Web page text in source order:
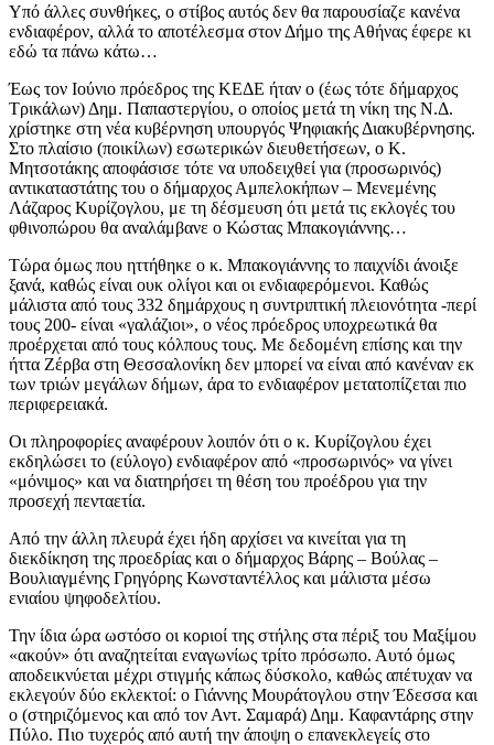
Υπό άλλες συνθήκες, ο στίβος αυτός δεν θα παρουσίαζε κανένα
ενδιαφέρον, αλλά το αποτέλεσμα στον Δήμο της Αθήνας έφερε κι
εδώ τα πάνω κάτω…
Έως τον Ιούνιο πρόεδρος της ΚΕΔΕ ήταν ο (έως τότε δήμαρχος
Τρικάλων) Δημ. Παπαστεργίου, ο οποίος μετά τη νίκη της Ν.Δ.
χρίστηκε στη νέα κυβέρνηση υπουργός Ψηφιακής Διακυβέρνησης.
Στο πλαίσιο (ποικίλων) εσωτερικών διευθετήσεων, ο Κ.
Μητσοτάκης αποφάσισε τότε να υποδειχθεί για (προσωρινός)
αντικαταστάτης του ο δήμαρχος Αμπελοκήπων – Μενεμένης
Λάζαρος Κυρίζογλου, με τη δέσμευση ότι μετά τις εκλογές του
φθινοπώρου θα αναλάμβανε ο Κώστας Μπακογιάννης…
Τώρα όμως που ηττήθηκε ο κ. Μπακογιάννης το παιχνίδι άνοιξε
ξανά, καθώς είναι ουκ ολίγοι και οι ενδιαφερόμενοι. Καθώς
μάλιστα από τους 332 δημάρχους η συντριπτική πλειονότητα -περί
τους 200- είναι «γαλάζιοι», ο νέος πρόεδρος υποχρεωτικά θα
προέρχεται από τους κόλπους τους. Με δεδομένη επίσης και την
ήττα Ζέρβα στη Θεσσαλονίκη δεν μπορεί να είναι από κανέναν εκ
των τριών μεγάλων δήμων, άρα το ενδιαφέρον μετατοπίζεται πιο
περιφερειακά.
Οι πληροφορίες αναφέρουν λοιπόν ότι ο κ. Κυρίζογλου έχει
εκδηλώσει το (εύλογο) ενδιαφέρον από «προσωρινός» να γίνει
«μόνιμος» και να διατηρήσει τη θέση του προέδρου για την
προσεχή πενταετία.
Από την άλλη πλευρά έχει ήδη αρχίσει να κινείται για τη
διεκδίκηση της προεδρίας και ο δήμαρχος Βάρης – Βούλας –
Βουλιαγμένης Γρηγόρης Κωνσταντέλλος και μάλιστα μέσω
ενιαίου ψηφοδελτίου.
Την ίδια ώρα ωστόσο οι κοριοί της στήλης στα πέριξ του Μαξίμου
«ακούν» ότι αναζητείται εναγωνίως τρίτο πρόσωπο. Αυτό όμως
αποδεικνύεται μέχρι στιγμής κάπως δύσκολο, καθώς απέτυχαν να
εκλεγούν δύο εκλεκτοί: ο Γιάννης Μουράτογλου στην Έδεσσα και
ο (στηριζόμενος και από τον Αντ. Σαμαρά) Δημ. Καφαντάρης στην
Πύλο. Πιο τυχερός από αυτή την άποψη ο επανεκλεγείς στο